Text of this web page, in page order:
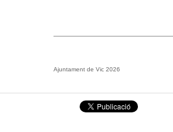
Ajuntament de Vic 2026